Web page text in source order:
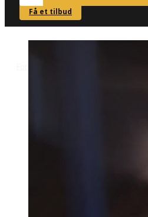
SE OVERSIGT
Få et tilbud
Vi forbinder dig
du nemt kan få
problemet i bolig